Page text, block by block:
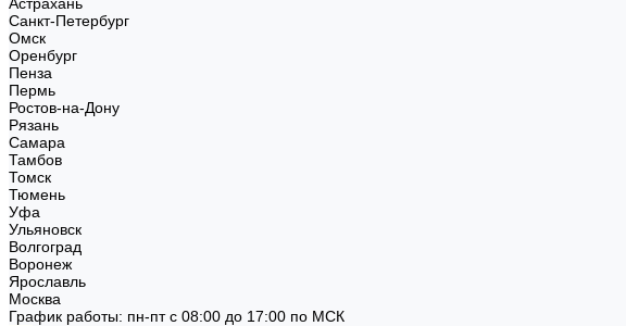
Санкт-Петербург
Омск
Оренбург
Пенза
Пермь
Ростов-на-Дону
Рязань
Самара
Тамбов
Томск
Тюмень
Уфа
Ульяновск
Волгоград
Воронеж
Ярославль
Москва
График работы: пн-пт с 08:00 до 17:00 по МСК